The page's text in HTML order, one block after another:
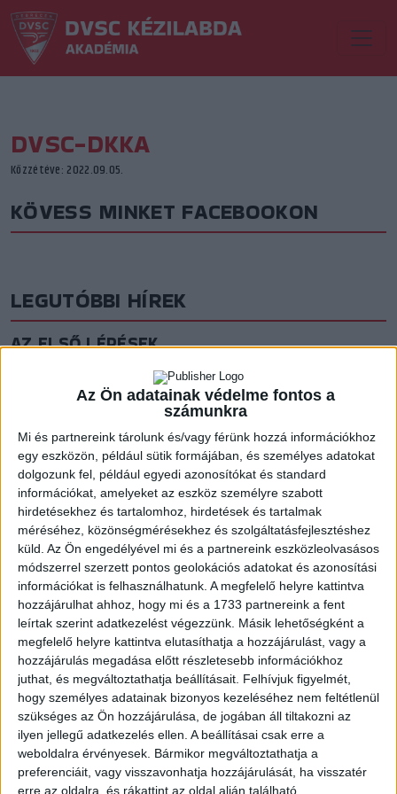
Az Ön adatainak védelme fontos a
számunkra
Mi és partnereink tárolunk és/vagy férünk hozzá információkhoz
egy eszközön, például sütik formájában, és személyes adatokat
dolgozunk fel, például egyedi azonosítókat és standard
információkat, amelyeket az eszköz személyre szabott
hirdetésekhez és tartalomhoz, hirdetések és tartalmak
méréséhez, közönségmérésekhez és szolgáltatásfejlesztéshez
küld. Az Ön engedélyével mi és a partnereink eszközleolvasásos
módszerrel szerzett pontos geolokációs adatokat és azonosítási
információkat is felhasználhatunk. A megfelelő helyre kattintva
hozzájárulhat ahhoz, hogy mi és a 1733 partnereink a fent
leírtak szerint adatkezelést végezzünk. Másik lehetőségként a
megfelelő helyre kattintva elutasíthatja a hozzájárulást, vagy a
hozzájárulás megadása előtt részletesebb információkhoz
juthat, és megváltoztathatja beállításait. Felhívjuk figyelmét,
hogy személyes adatainak bizonyos kezeléséhez nem feltétlenül
szükséges az Ön hozzájárulása, de jogában áll tiltakozni az
ilyen jellegű adatkezelés ellen. A beállításai csak erre a
weboldalra érvényesek. Bármikor megváltoztathatja a
preferenciáit, vagy visszavonhatja hozzájárulását, ha visszatér
erre az oldalra, és rákattint az oldal alján található
DVSC-DKKA
Közzétéve: 2022.09.05.
KÖVESS MINKET FACEBOOKON
LEGUTÓBBI HÍREK
AZ ELSŐ LÉPÉSEK
Lejátszotta első felkészülési mérkőzéseit a formálódó, sok új játékossal
U18-AS VB: HIBÁTLAN CSOPORTKÖR
2026.08.01. 16:08
Mindhárom csoportmérkőzését megnyerte a magyar ifjúsági válogatott az
U18-as vilégbajnokságon,...Bővebben →
SORSOLTAK AZ NB I/B-BEN
2026.07.31. 19:57
Akadémistáink az előző évekhez hasonlóan a 2026/2027-es szezonban is
megméretteti...Bővebben →
U18-AS VB: KEZDŐDIK!
2026.07.28. 13:42
Első világbajnokságára készül a 2008-2009-es születésű játékosok alkotta
magyar ifjúsági...Bővebben →